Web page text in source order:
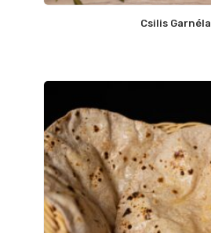
Csilis Garnéla